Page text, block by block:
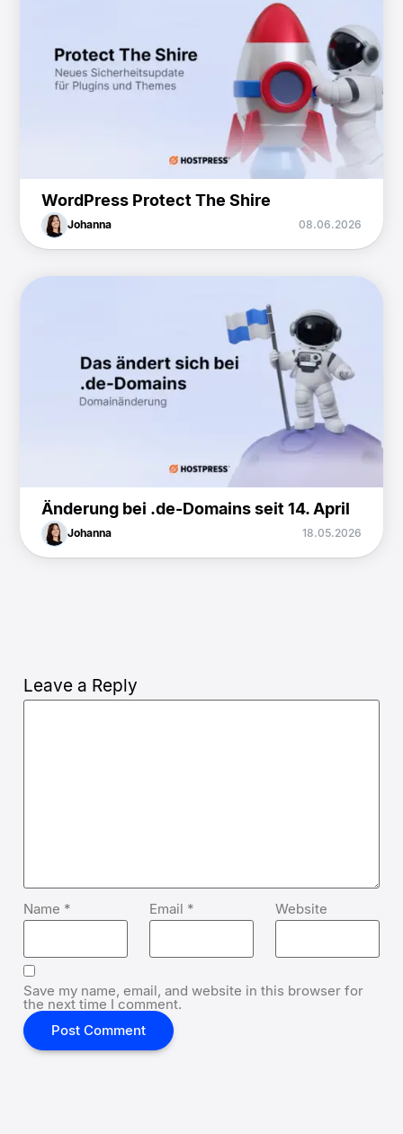
WordPress Protect The Shire
Johanna 08.06.2026
Änderung bei .de-Domains seit 14. April
Johanna 18.05.2026
Leave a Reply
Name * Email * Website
Save my name, email, and website in this browser for
the next time I comment.